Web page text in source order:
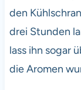
den
drei Stunden
lass ihn sogar
die Aromen